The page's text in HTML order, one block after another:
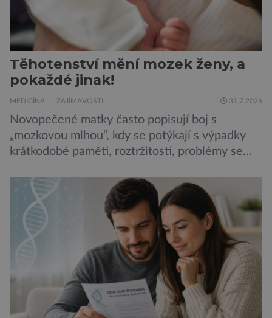
Těhotenství mění mozek ženy, a
pokaždé jinak!
MEDICÍNA ZAJÍMAVOSTI 31.7.2026
Novopečené matky často popisují boj s
„mozkovou mlhou“, kdy se potýkají s výpadky
krátkodobé paměti, roztržitostí, problémy se
obtíže byly dlouhou dobu připisovány
nedostatku spánku a stresu při péči o
novorozence. Nyní se však ukazuje, že za tím
stojí změny v mozku vyvolané těhotenstvím!
Poporodní mozková mlha, v angličtině […]